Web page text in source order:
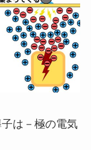
は－極の電気